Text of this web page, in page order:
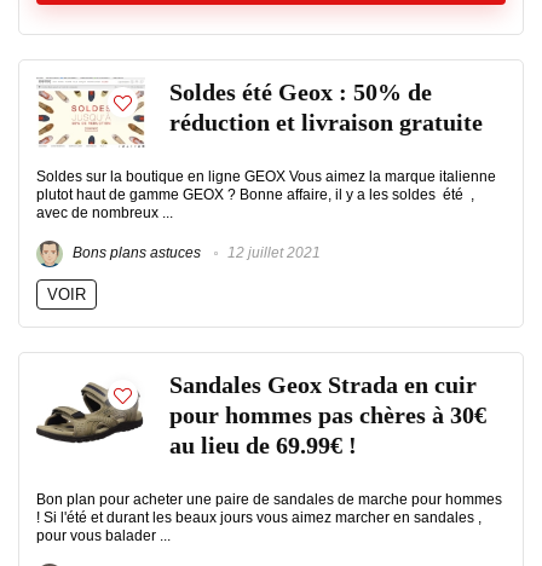
Soldes été Geox : 50% de
réduction et livraison gratuite
Soldes sur la boutique en ligne GEOX Vous aimez la marque italienne
plutot haut de gamme GEOX ? Bonne affaire, il y a les soldes été ,
avec de nombreux ...
Bons plans astuces 12 juillet 2021
VOIR
Sandales Geox Strada en cuir
pour hommes pas chères à 30€
au lieu de 69.99€ !
Bon plan pour acheter une paire de sandales de marche pour hommes
! Si l'été et durant les beaux jours vous aimez marcher en sandales ,
pour vous balader ...